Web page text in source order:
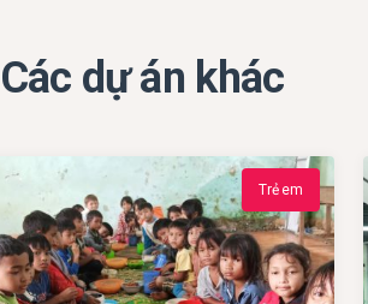
Các dự án khác
Trẻ em